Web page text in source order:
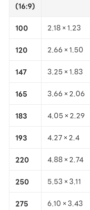
(16:9)
100 2.18×1.23
120 2.66×1.50
147 3.25×1.83
165 3.66×2.06
183 4.05×2.29
193 4.27×2.4
220 4.88×2.74
250 5.53×3.11
275 6.10×3.43